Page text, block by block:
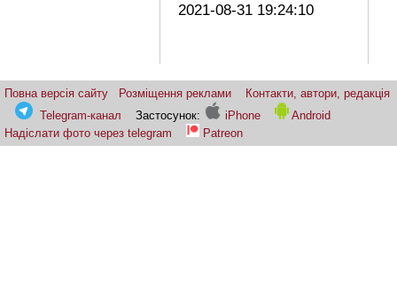
2021-08-31 19:24:10
Повна версія сайту Розміщення реклами
Контакти, автори, редакція
Telegram-канал
Застосунок: iPhone
Android
Надіслати фото через telegram
Patreon